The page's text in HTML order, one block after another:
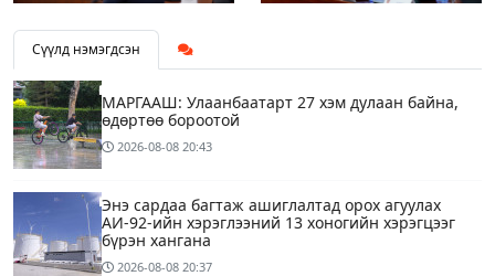
Сүүлд нэмэгдсэн
МАРГААШ: Улаанбаатарт 27 хэм дулаан байна,
өдөртөө бороотой
2026-08-08 20:43
Энэ сардаа багтаж ашиглалтад орох агуулах
АИ-92-ийн хэрэглээний 13 хоногийн хэрэгцээг
бүрэн хангана
2026-08-08 20:37